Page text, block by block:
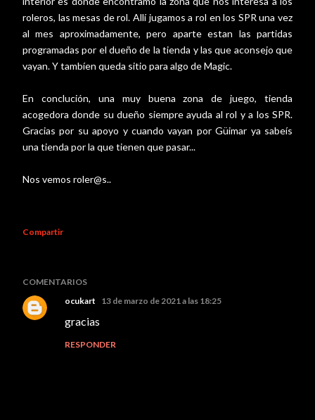
roleros, las mesas de rol. Allí jugamos a rol en los SPR una vez
al mes aproximadamente, pero aparte estan las partidas
programadas por el dueño de la tienda y las que aconsejo que
vayan. Y tambíen queda sitio para algo de Magic.
En conclución, una muy buena zona de juego, tienda
acogedora donde su dueño siempre ayuda al rol y a los SPR.
Gracias por su apoyo y cuando vayan por Güimar ya sabeís
una tienda por la que tienen que pasar...
Nos vemos roler@s..
Compartir
COMENTARIOS
ocukart
13 de marzo de 2021 a las 18:25
gracias
RESPONDER